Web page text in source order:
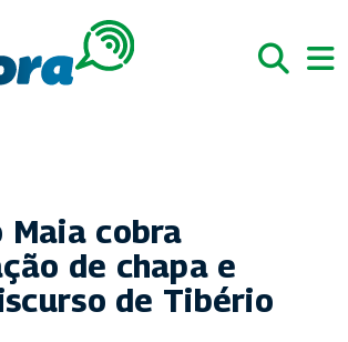
Maia cobra
de chapa e
de Tibério